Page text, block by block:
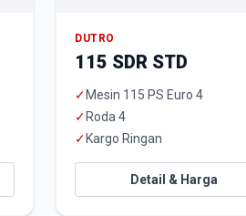
DUTRO
115 SDR STD
✓ Mesin 115 PS Euro 4
✓ Roda 4
✓ Kargo Ringan
Detail & Harga